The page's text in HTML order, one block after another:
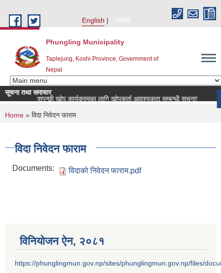
English
नेपाली
Phungling Municipality
Taplejung, Koshi Province, Government of
Nepal
सूचना तथा समाचार
पशुपन्छी खोप कार्यक्रमका लागि खोपकर्ता आवश्यकता सम्बन्धी सूचना!
You are here
Home » विदा निवेदन फाराम
विदा निवेदन फाराम
Documents: विदाको निवेदन फाराम.pdf
विनियोजन ऐन‚ २०८१
https://phunglingmun.gov.np/sites/phunglingmun.gov.np/files/